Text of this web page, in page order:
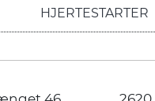
HJERTESTARTER